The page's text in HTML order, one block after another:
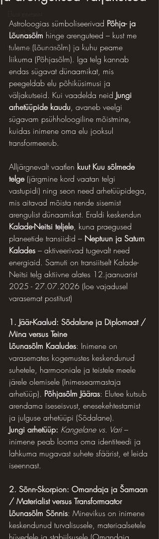
"Venus Star Point"
Väärtuste uuendamise lood
Astroloogias sümboliseerivad Põhja- ja
Lõunasõlm hinge arenguteed – kust me
tuleme (Lõunasõlm) ja kuhu peame
liikuma (Põhjasõlm). Iga telg kannab
endas sügavat dünaamikat, mis
peegeldab elu põhiküsimusi ja
väljakutseid. Kui vaadelda neid Jungi
arhetüüpide kaudu, avaneb veelgi
sügavam psühholoogiline mõistmine,
kuidas inimene oma elu jooksul
transformeerub.
Alljärgnevalt vaatlen kuut Kuu sõlmede
telge (järgmine kord vaatan telgi
vastupidi) ning seon need arhetüüpidega,
mis aitavad mõista nende sisemist
arengulist dünaamikat. Eraldi keskendun
Kalade-Neitsi teljele, kuna praegused
planeetide transiidid – Neptuun ja Saturn
Kalades – aktiveerivad tugevalt need
energiaid. Samuti on transiitselt Kalade-
Neitsi telg aktiivne alates 12.jaanuarist
2025 - 27.07.2026 (loe vajadusel
varasemat postitust)
1. Jäär-Kaalud: Sõdalane ja Diplomaat /
Mina versus Teine
Lõunasõlm Kaaludes: Inimene on
varasemates kogemustes keskendunud
suhetele, harmooniale ja teistele meele
järele olemisele (Inimesearmastaja
arhetüüp). Põhjasõlm Jääras: Elutee kutsub
arendama iseseisvust, enesekehtestamist
ja julguse arhetüüpi (Sõdalane).
Jungi arhetüüp: Kangelane vs. Vari –
inimene peab looma oma identiteedi ja
lahkuma mugavast suhete sfäärist, et leida
iseennast.
2. Sõnn-Skorpion: Omandaja ja Šamaan
/ Materialist versus Transformaator
Lõunasõlm Sõnnis: Minevikus on inimene
keskendunud turvalisusele, materiaalsetele